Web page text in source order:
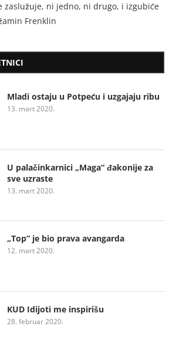
zaslužuje, ni jedno, ni drugo, i izgubiće
Frenklin
Mladi ostaju u Potpeću i uzgajaju ribu
13. mart 2020.
U palačinkarnici „Maga“ đakonije za
sve uzraste
13. mart 2020.
„Top“ je bio prava avangarda
12. mart 2020.
KUD Idijoti me inspirišu
28. februar 2020.